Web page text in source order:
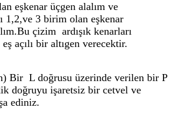
eşkenar üçgen alalım ve
1,2,ve 3 birim olan eşkenar
çizim ardışık kenarları
açılı bir altıgen verecektir.
Bir L doğrusu üzerinde verilen bir P
doğruyu işaretsiz bir cetvel ve
ediniz.